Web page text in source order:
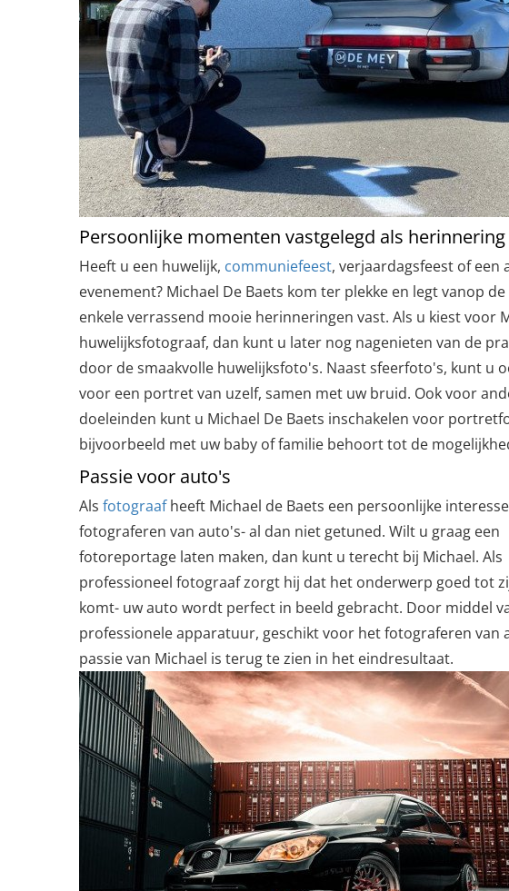
Persoonlijke momenten vastgelegd als herinnering
Heeft u een huwelijk, communiefeest, verjaardagsfeest of een
evenement? Michael De Baets kom ter plekke en legt vanop
enkele verrassend mooie herinneringen vast. Als u kiest voor
huwelijksfotograaf, dan kunt u later nog nagenieten van de
door de smaakvolle huwelijksfoto's. Naast sfeerfoto's, kunt u
voor een portret van uzelf, samen met uw bruid. Ook voor
doeleinden kunt u Michael De Baets inschakelen voor
bijvoorbeeld met uw baby of familie behoort tot de
Passie voor auto's
Als fotograafheeft Michael de Baets een persoonlijke
fotograferen van auto's- al dan niet getuned. Wilt u graag een
fotoreportage laten maken, dan kunt u terecht bij Michael. Als
professioneel fotograaf zorgt hij dat het onderwerp goed tot
komt- uw auto wordt perfect in beeld gebracht. Door middel
professionele apparatuur, geschikt voor het fotograferen van
passie van Michael is terug te zien in het eindresultaat.